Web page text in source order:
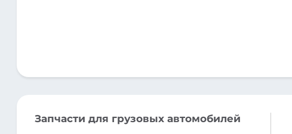
Запчасти для грузовых автомобилей